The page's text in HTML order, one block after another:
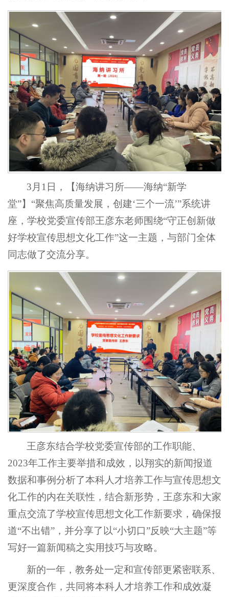
3月1日，【海纳讲习所——海纳“新学
堂”】“聚焦高质量发展，创建‘三个一流’”系统讲
座，学校党委宣传部王彦东老师围绕“守正创新做
好学校宣传思想文化工作”这一主题，与部门全体
同志做了交流分享。
王彦东结合学校党委宣传部的工作职能、
2023年工作主要举措和成效，以翔实的新闻报道
数据和事例分析了本科人才培养工作与宣传思想文
化工作的内在关联性，结合新形势，王彦东和大家
重点交流了学校宣传思想文化工作新要求，确保报
道“不出错”，并分享了以“小切口”反映“大主题”等
写好一篇新闻稿之实用技巧与攻略。
新的一年，教务处一定和宣传部更紧密联系、
更深度合作，共同将本科人才培养工作和成效凝